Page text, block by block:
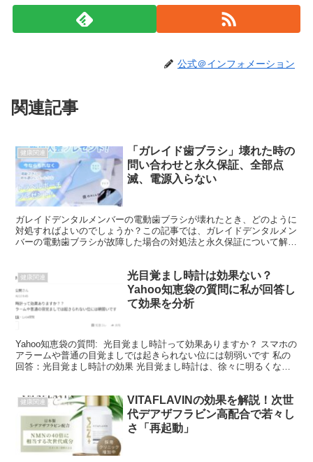
公式＠インフォメーション
関連記事
健康関連
「ガレイド歯ブラシ」壊れた時の
問い合わせと永久保証、全部点
滅、電源入らない
ガレイドデンタルメンバーの電動歯ブラシが壊れたとき、どのように
対処すればよいのでしょうか？この記事では、ガレイドデンタルメン
バーの電動歯ブラシが故障した場合の対処法と永久保証について解説
健康関連
光目覚まし時計は効果ない？
Yahoo知恵袋の質問に私が回答し
て効果を分析
Yahoo知恵袋の質問: 光目覚まし時計って効果ありますか？ スマホの
アラームや普通の目覚ましでは起きられない位には朝弱いです 私の
回答：光目覚まし時計の効果 光目覚まし時計は、徐々に明るくなる
健康関連
VITAFLAVINの効果を解説！次世
代デアザフラビン高配合で若々し
さ「再起動」